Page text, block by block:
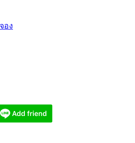
อง